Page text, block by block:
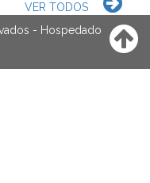
VER TODOS
- Hospedado